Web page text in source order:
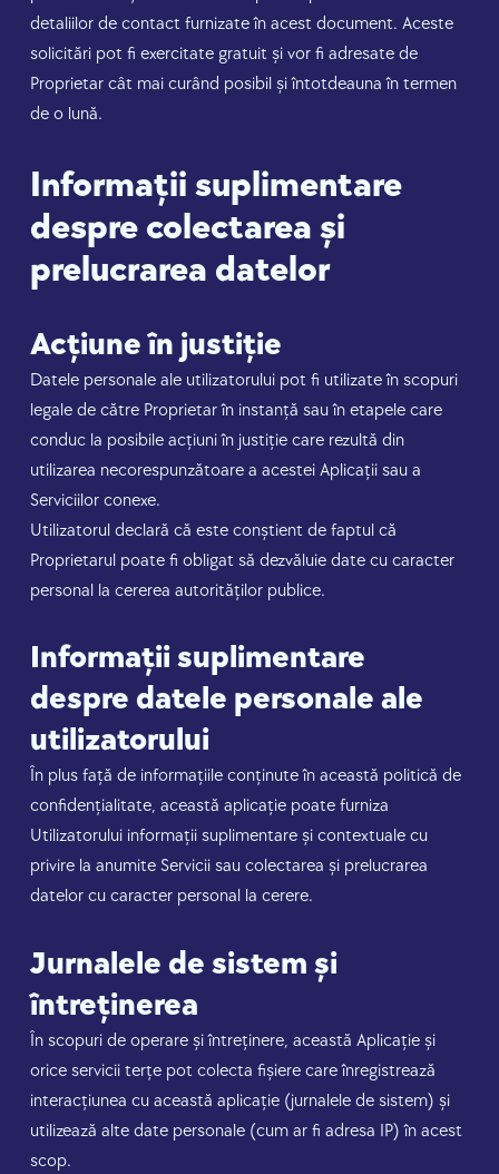
detaliilor de contact furnizate în acest document. Aceste
solicitări pot fi exercitate gratuit și vor fi adresate de
Proprietar cât mai curând posibil și întotdeauna în termen
de o lună.
Informații suplimentare
despre colectarea și
prelucrarea datelor
Acțiune în justiție
Datele personale ale utilizatorului pot fi utilizate în scopuri
legale de către Proprietar în instanță sau în etapele care
conduc la posibile acțiuni în justiție care rezultă din
utilizarea necorespunzătoare a acestei Aplicații sau a
Serviciilor conexe.
Utilizatorul declară că este conștient de faptul că
Proprietarul poate fi obligat să dezvăluie date cu caracter
personal la cererea autorităților publice.
Informații suplimentare
despre datele personale ale
utilizatorului
În plus față de informațiile conținute în această politică de
confidențialitate, această aplicație poate furniza
Utilizatorului informații suplimentare și contextuale cu
privire la anumite Servicii sau colectarea și prelucrarea
datelor cu caracter personal la cerere.
Jurnalele de sistem și
întreținerea
În scopuri de operare și întreținere, această Aplicație și
orice servicii terțe pot colecta fișiere care înregistrează
interacțiunea cu această aplicație (jurnalele de sistem) și
utilizează alte date personale (cum ar fi adresa IP) în acest
scop.